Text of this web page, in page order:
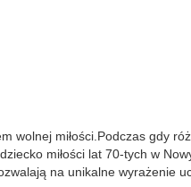
wolnej miłości.Podczas gdy
miłości lat 70-tych w
na unikalne wyrażenie